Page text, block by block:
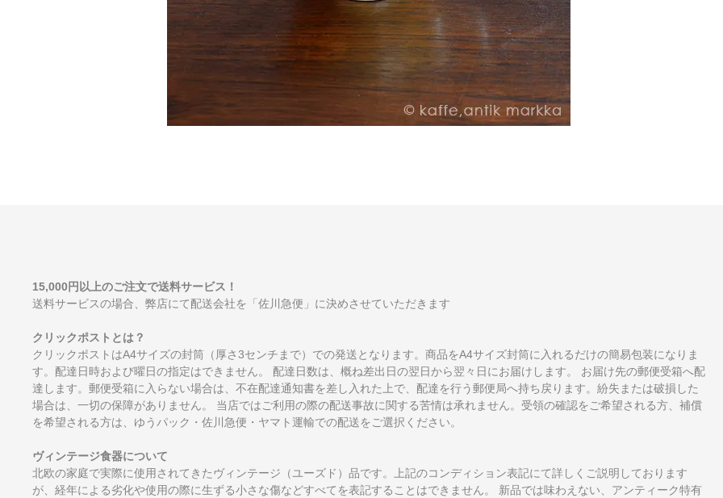
15,000円以上のご注文で送料サービス！
送料サービスの場合、弊店にて配送会社を「佐川急便」に決めさせていただきます
クリックポストとは？
クリックポストはA4サイズの封筒（厚さ3センチまで）での発送となります。商品をA4サイズ封筒に入れるだけの簡易包装になりま
す。配達日時および曜日の指定はできません。 配達日数は、概ね差出日の翌日から翌々日にお届けします。 お届け先の郵便受箱へ配
達します。郵便受箱に入らない場合は、不在配達通知書を差し入れた上で、配達を行う郵便局へ持ち戻ります。紛失または破損した
場合は、一切の保障がありません。 当店ではご利用の際の配送事故に関する苦情は承れません。受領の確認をご希望される方、補償
を希望される方は、ゆうパック・佐川急便・ヤマト運輸での配送をご選択ください。
ヴィンテージ食器について
北欧の家庭で実際に使用されてきたヴィンテージ（ユーズド）品です。上記のコンディション表記にて詳しくご説明しております
が、経年による劣化や使用の際に生ずる小さな傷などすべてを表記することはできません。 新品では味わえない、アンティーク特有